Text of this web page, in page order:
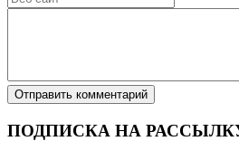
ПОДПИСКА НА